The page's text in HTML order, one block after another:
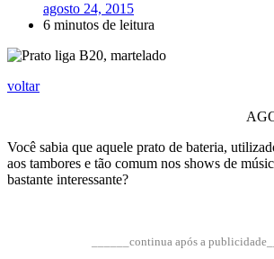
agosto 24, 2015
6 minutos de leitura
voltar
Você sabia que aquele prato de bateria,
aos tambores e tão comum nos shows de
bastante interessante?
______continua após a